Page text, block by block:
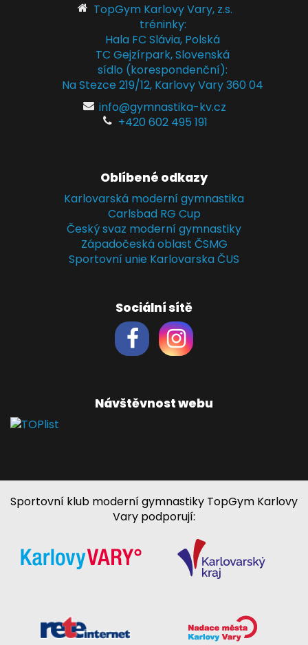
TopGym Karlovy Vary, z.s.
tréninky:
Hala FC Slávia, Polská
TC Gejzírpark, Slovenská
sídlo (korespondenční):
Na Stezce 219/12, Karlovy Vary 360 04
info@gymnastika-kv.cz
+420 602 495 191
Oblíbené odkazy
Karlovarská moderní gymnastika
Carlsbad RG Cup
Český svaz moderní gymnastiky
Západočeská oblast ČSMG
Sportovní unie Karlovarska ČUS
Sociální sítě
Návštěvnost webu
Sportovní klub moderní gymnastiky TopGym Karlovy
Vary podporují: